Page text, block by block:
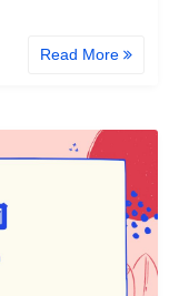
Read More